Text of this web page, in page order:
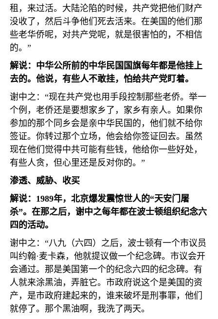
租，来过活。大陆沦陷的时候，共产党把他们财产
没收了，然后斗争他们死去活来。在美国的他们那
些老华侨呢，对共产党呢，就是很害怕的，不相信
的。”
解说：中华公所前的中华民国国旗每年都是他挂上
去的。他说，有些人不敢挂，怕给共产党盯着。
谢中之：“现在共产党也用手段控制那些老侨。举一
个例，老侨还是要想家乡了，家乡有亲人。如果你
参加的那个同乡会是亲中华民国的，他们就不给你
签证。你转过那个立场，他会给你签证回去。虽然
现在他们觉得中共可能有些钱，他给你一些好处，
有些人贪，但心里还是反对你的。”
渗透、威胁、收买
解说： 1989年，北京爆发震惊世人的“天安门屠
杀”。在那之后，谢中之每年都在波士顿组织纪念六
四的活动。
谢中之：“八九（六四）之后，波士顿有一个市议员
叫约翰·麦卡森，他就提议做一个纪念碑。市议会开
会通过。那是美国第一个的纪念六四的纪念碑。有
人就来涂黑油，弄脏它。市政府说这个是美国的资
产，是市政府建起来的，谁来破坏是刑事罪，他们
就停了。那个黑油啊，我洗了两天。